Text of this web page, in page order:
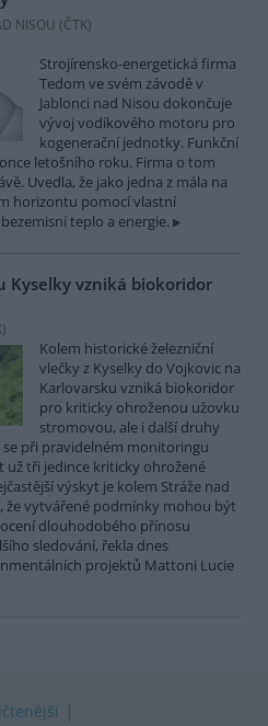
NISOU (ČTK)
Strojírensko-energetická firma
Tedom ve svém závodě v
Jablonci nad Nisou dokončuje
vývoj vodíkového motoru pro
kogenerační jednotky. Funkční
letošního roku. Firma o tom
Uvedla, že jako jedna z mála na
horizontu pomocí vlastní
teplo a energie.
Kyselky vzniká biokoridor
)
Kolem historické železniční
vlečky z Kyselky do Vojkovic na
Karlovarsku vzniká biokoridor
pro kriticky ohroženou užovku
stromovou, ale i další druhy
při pravidelném monitoringu
už tři jedince kriticky ohrožené
výskyt je kolem Stráže nad
že vytvářené podmínky mohou být
dlouhodobého přínosu
sledování, řekla dnes
projektů Mattoni Lucie